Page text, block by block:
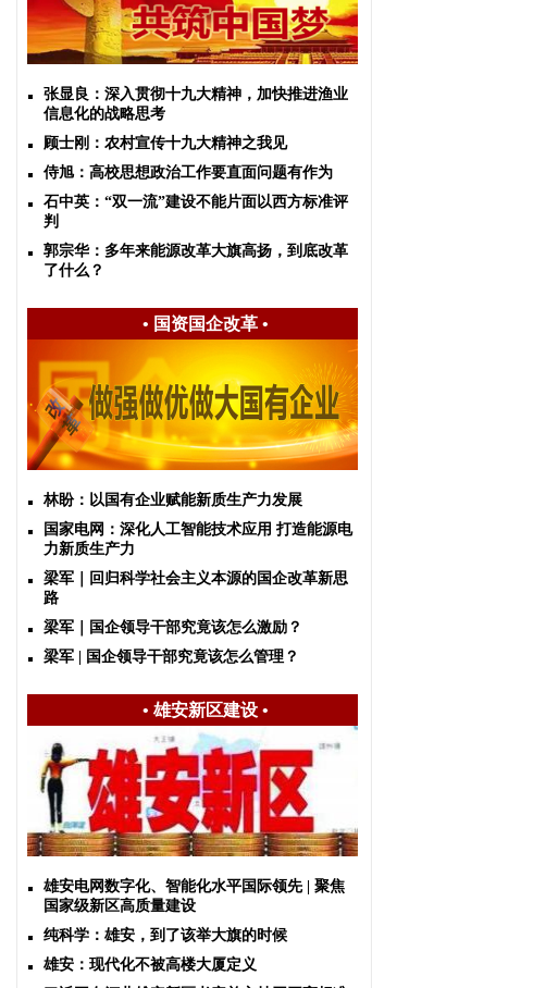
张显良：深入贯彻十九大精神，加快推进渔业
信息化的战略思考
顾士刚：农村宣传十九大精神之我见
侍旭：高校思想政治工作要直面问题有作为
石中英：“双一流”建设不能片面以西方标准评
判
郭宗华：多年来能源改革大旗高扬，到底改革
了什么？
• 国资国企改革•
林盼：以国有企业赋能新质生产力发展
国家电网：深化人工智能技术应用 打造能源电
力新质生产力
梁军｜回归科学社会主义本源的国企改革新思
路
梁军｜国企领导干部究竟该怎么激励？
梁军 | 国企领导干部究竟该怎么管理？
• 雄安新区建设•
雄安电网数字化、智能化水平国际领先 | 聚焦
国家级新区高质量建设
纯科学：雄安，到了该举大旗的时候
雄安：现代化不被高楼大厦定义